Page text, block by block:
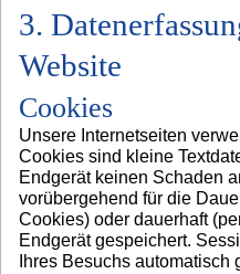
3.
Website
Cookies
Unsere Internetseiten
Cookies sind kleine
Endgerät keinen Schaden
vorübergehend für die
Cookies) oder dauerhaft
Endgerät gespeichert.
Ihres Besuchs